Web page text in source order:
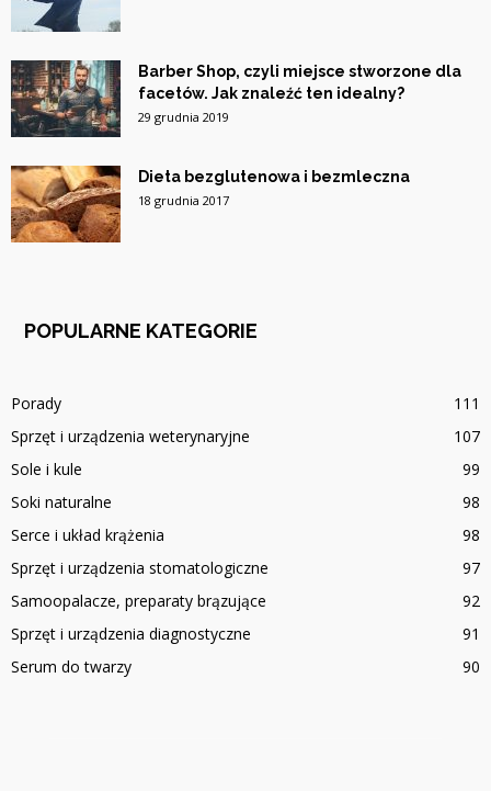
Barber Shop, czyli miejsce stworzone dla
facetów. Jak znaleźć ten idealny?
29 grudnia 2019
Dieta bezglutenowa i bezmleczna
18 grudnia 2017
POPULARNE KATEGORIE
Porady
111
Sprzęt i urządzenia weterynaryjne
107
Sole i kule
99
Soki naturalne
98
Serce i układ krążenia
98
Sprzęt i urządzenia stomatologiczne
97
Samoopalacze, preparaty brązujące
92
Sprzęt i urządzenia diagnostyczne
91
Serum do twarzy
90